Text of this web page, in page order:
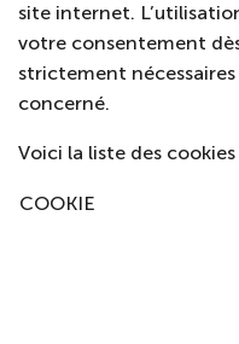
site internet.
votre consentement
strictement
concerné.
Voici la liste des
COOKIE